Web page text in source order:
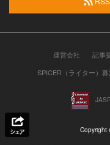
運営会社 記事
SPICER（ライター）募
Copyright